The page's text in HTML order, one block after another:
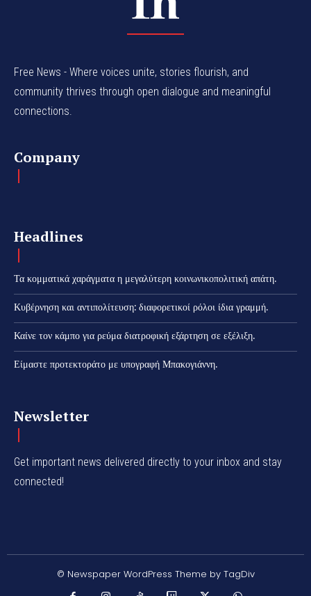
Free News - Where voices unite, stories flourish, and
community thrives through open dialogue and meaningful
connections.
Company
Headlines
Τα κομματικά χαράγματα η μεγαλύτερη κοινωνικοπολιτική απάτη.
Κυβέρνηση και αντιπολίτευση: διαφορετικοί ρόλοι ίδια γραμμή.
Καίνε τον κάμπο για ρεύμα διατροφική εξάρτηση σε εξέλιξη.
Είμαστε προτεκτοράτο με υπογραφή Μπακογιάννη.
Newsletter
Get important news delivered directly to your inbox and stay
connected!
© Newspaper WordPress Theme by TagDiv